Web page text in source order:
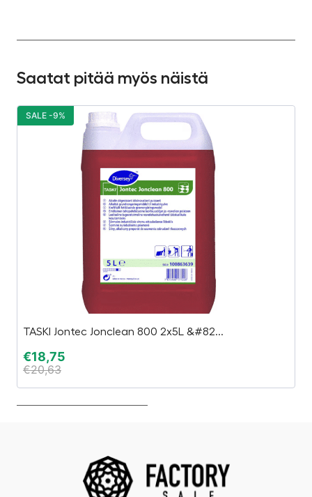
Saatat pitää myös näistä
TASKI Jontec Jonclean 800 2x5L &#82...
€18,75
€20,63
SALE -9%